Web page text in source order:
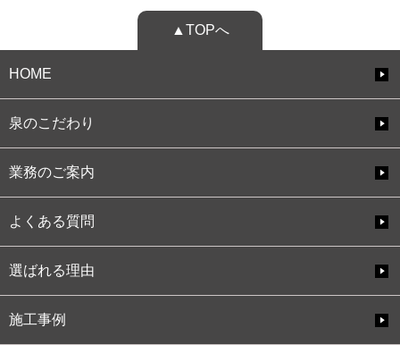
▲TOPへ
HOME
泉のこだわり
業務のご案内
よくある質問
選ばれる理由
施工事例